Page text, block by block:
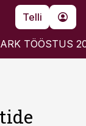
Telli
TÖÖSTUS